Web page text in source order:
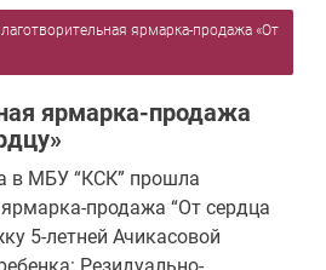
ярмарка-продажа «От
ярмарка-продажа
в МБУ “КСК” прошла
продажа “От сердца
5-летней Ачикасовой